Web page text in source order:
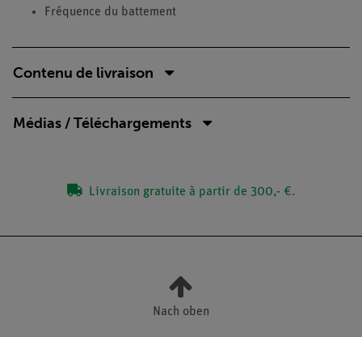
Fréquence du battement
Contenu de livraison
Médias / Téléchargements
Livraison gratuite à partir de 300,- €.
Nach oben